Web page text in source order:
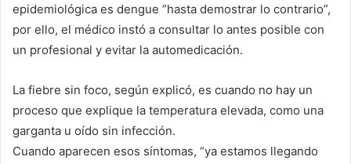
epidemiológica es dengue “hasta demostrar lo contrario”,
por ello, el médico instó a consultar lo antes posible con
un profesional y evitar la automedicación.
La fiebre sin foco, según explicó, es cuando no hay un
proceso que explique la temperatura elevada, como una
garganta u oído sin infección.
Cuando aparecen esos síntomas, “ya estamos llegando